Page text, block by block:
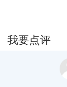
械型……外观
斗风格。在战
如果中弹，
组合角色，演
我要点评